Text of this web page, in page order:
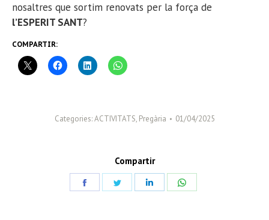
nosaltres que sortim renovats per la força de
l’ESPERIT SANT?
COMPARTIR:
Categories:ACTIVITATS, Pregària 01/04/2025
Compartir